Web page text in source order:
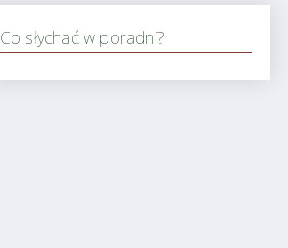
Co słychać w poradni?